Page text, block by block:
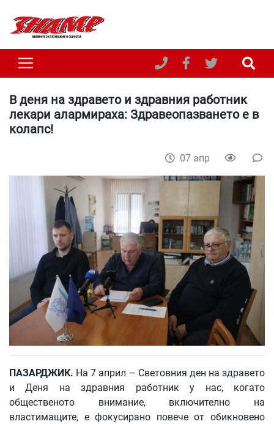
В деня на здравето и здравния работник
лекари алармираха: Здравеопазването е в
колапс!
07 апр
ПАЗАРДЖИК. На 7 април – Световния ден на здравето
и Деня на здравния работник у нас, когато
общественото внимание, включително на
властимащите, е фокусирано повече от обикновено